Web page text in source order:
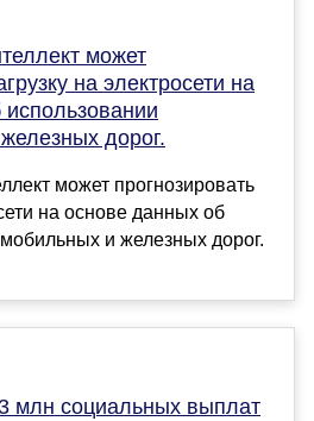
может
на электросети на
дорог.
может прогнозировать
на основе данных об
и железных дорог.
млн социальных выплат